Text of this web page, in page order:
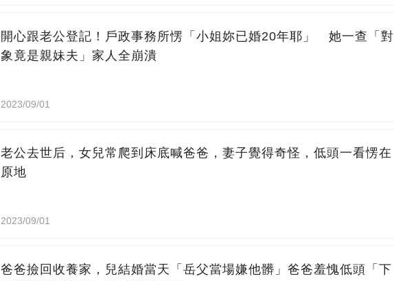
開心跟老公登記！戶政事務所愣「小姐妳已婚20年耶」 她一查「對
象竟是親妹夫」家人全崩潰
2023/09/01
老公去世后，女兒常爬到床底喊爸爸，妻子覺得奇怪，低頭一看愣在
原地
2023/09/01
爸爸撿回收養家，兒結婚當天「岳父當場嫌他髒」爸爸羞愧低頭「下